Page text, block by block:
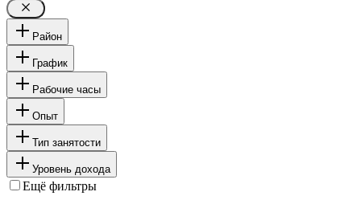
Район
График
Рабочие часы
Опыт
Тип занятости
Уровень дохода
Ещё фильтры